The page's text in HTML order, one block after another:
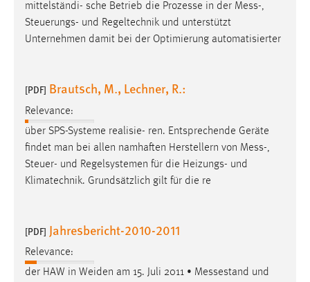
mittelständi- sche Betrieb die Prozesse in der Mess-,
Steuerungs- und Regeltechnik und unterstützt
Unternehmen damit bei der Optimierung automatisierter
[PDF] Brautsch, M., Lechner, R.:
Relevance:
über SPS-Systeme realisie- ren. Entsprechende Geräte
findet man bei allen namhaften Herstellern von Mess-,
Steuer- und Regelsystemen für die Heizungs- und
Klimatechnik. Grundsätzlich gilt für die re
[PDF] Jahresbericht-2010-2011
Relevance:
der HAW in Weiden am 15. Juli 2011 • Messestand und